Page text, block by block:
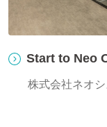
"CO-
創に満